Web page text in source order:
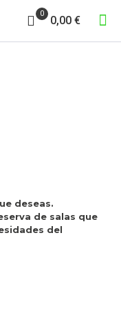
0
0,00 €
deseas.
de salas que
del